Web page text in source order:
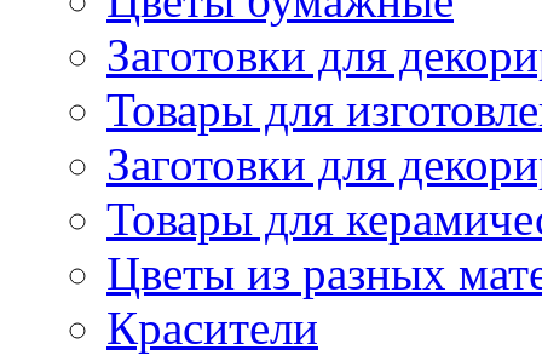
Заготовки для
Товары для
Заготовки для
Товары для
Цветы из разных
Красители